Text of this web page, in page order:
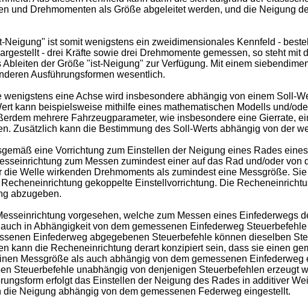
und Drehmomenten als Größe abgeleitet werden, und die Neigung
Neigung" ist somit wenigstens ein zweidimensionales Kennfeld -
- drei Kräfte sowie drei Drehmomente gemessen, so steht
der Größe "ist-Neigung" zur Verfügung. Mit einem
Ausführungsformen wesentlich.
eine Achse wird insbesondere abhängig von einem Soll-
kann beispielsweise mithilfe eines mathematischen Modells und/
mehrere Fahrzeugparameter, wie insbesondere eine Gierrate,
Zusätzlich kann die Bestimmung des Soll-Werts abhängig von der
eine Vorrichtung zum Einstellen der Neigung eines Rades
zum Messen zumindest einer auf das Rad und/oder
Welle wirkenden Drehmoments als zumindest eine Messgröße.
gekoppelte Einstellvorrichtung. Die
abzugeben.
vorgesehen, welche zum Messen eines
in Abhängigkeit von dem gemessenen Einfederweg
Einfederweg abgegebenen Steuerbefehle können dieselben
kann die Recheneinrichtung derart konzipiert sein, dass sie einen
Messgröße als auch abhängig von dem gemessenen
Steuerbefehle unabhängig von denjenigen Steuerbefehlen erzeugt
erfolgt das Einstellen der Neigung des Rades in additiver
Neigung abhängig von dem gemessenen Federweg eingestellt.